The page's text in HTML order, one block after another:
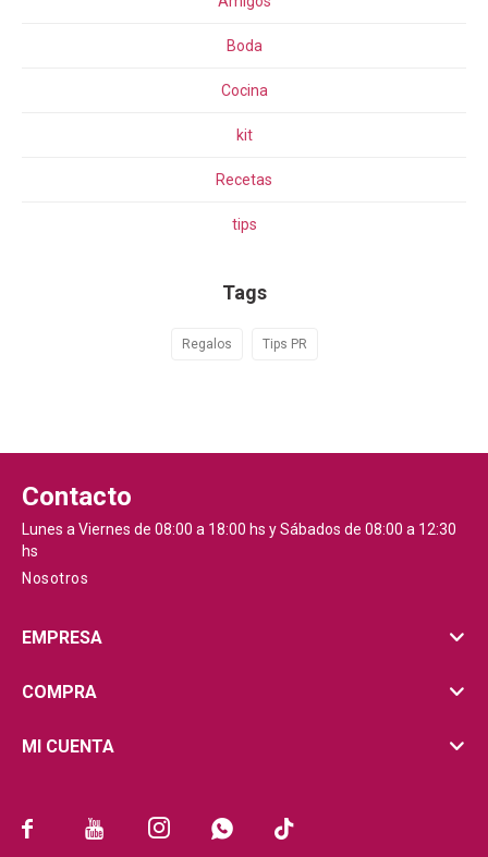
Boda
Cocina
kit
Recetas
tips
Tags
Regalos Tips PR
    
Contacto
Lunes a Viernes de 08:00 a 18:00 hs y Sábados de 08:00 a 12:30
hs
Nosotros
EMPRESA
COMPRA
MI CUENTA